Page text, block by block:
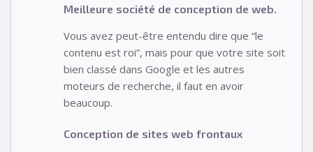
Meilleure société de conception de web.
Vous avez peut-être entendu dire que “le
contenu est roi”, mais pour que votre site soit
bien classé dans Google et les autres
moteurs de recherche, il faut en avoir
beaucoup.
Conception de sites web frontaux